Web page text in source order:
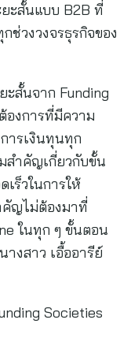
ะสั้นแบบ B2B ที่
วงวงจรธุรกิจของ
ะสั้นจาก Funding
องการที่มีความ
ารเงินทุนทุก
สำคัญเกี่ยวกับขั้น
ร็วในการให้
คัญไม่ต้องมาที่
ในทุก ๆ ขั้นตอน
งสาว เอื้ออารีย์
Societies